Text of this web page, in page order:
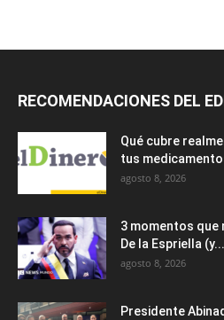
RECOMENDACIONES DEL
Qué cubre
tus
agosto 8, 2026
3 momentos que
De la Espriella (y...
agosto 8, 2026
Presidente